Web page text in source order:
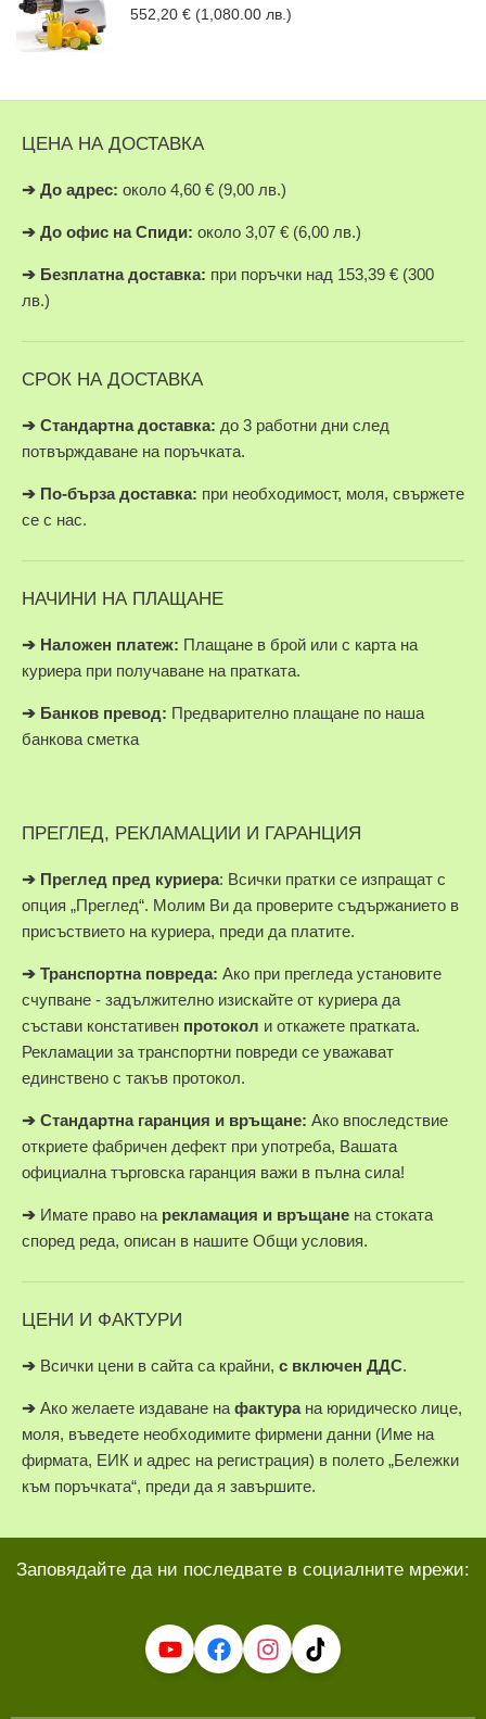
552,20 € (1,080.00 лв.)
ЦЕНА НА ДОСТАВКА
➔ До адрес: около 4,60 € (9,00 лв.)
➔ До офис на Спиди: около 3,07 € (6,00 лв.)
➔ Безплатна доставка: при поръчки над 153,39 € (300
лв.)
СРОК НА ДОСТАВКА
➔ Стандартна доставка: до 3 работни дни след
потвърждаване на поръчката.
➔ По-бърза доставка: при необходимост, моля, свържете
се с нас.
НАЧИНИ НА ПЛАЩАНЕ
➔ Наложен платеж: Плащане в брой или с карта на
куриера при получаване на пратката.
➔ Банков превод: Предварително плащане по наша
банкова сметка
ПРЕГЛЕД, РЕКЛАМАЦИИ И ГАРАНЦИЯ
➔ Преглед пред куриера: Всички пратки се изпращат с
опция „Преглед“. Молим Ви да проверите съдържанието в
присъствието на куриера, преди да платите.
➔ Транспортна повреда: Ако при прегледа установите
счупване - задължително изискайте от куриера да
състави констативен протокол и откажете пратката.
Рекламации за транспортни повреди се уважават
единствено с такъв протокол.
➔ Стандартна гаранция и връщане: Ако впоследствие
откриете фабричен дефект при употреба, Вашата
официална търговска гаранция важи в пълна сила!
➔ Имате право на рекламация и връщане на стоката
според реда, описан в нашите Общи условия.
ЦЕНИ И ФАКТУРИ
➔ Всички цени в сайта са крайни, с включен ДДС.
➔ Ако желаете издаване на фактура на юридическо лице,
моля, въведете необходимите фирмени данни (Име на
фирмата, ЕИК и адрес на регистрация) в полето „Бележки
към поръчката“, преди да я завършите.
Заповядайте да ни последвате в социалните мрежи: